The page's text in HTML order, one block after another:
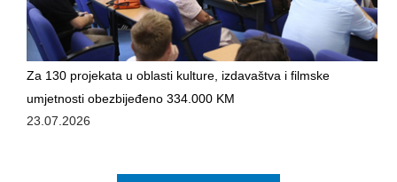
Za 130 projekata u oblasti kulture, izdavaštva i filmske
umjetnosti obezbijeđeno 334.000 KM
23.07.2026
ARHIVA
KULTURA
SPORT
MLADI